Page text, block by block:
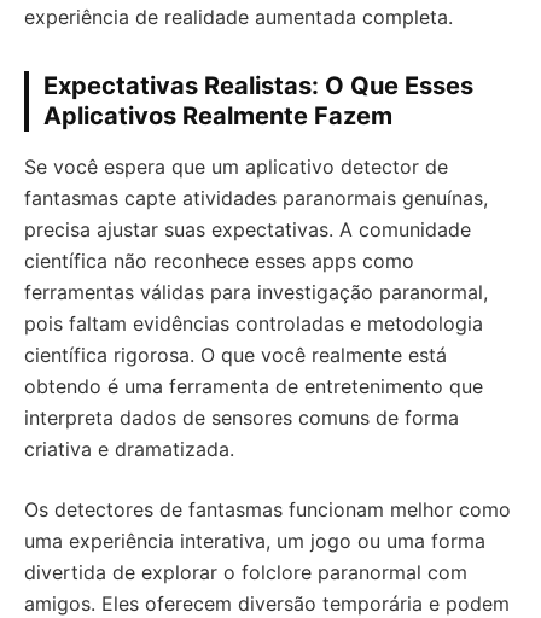
experiência de realidade aumentada completa.
Expectativas Realistas: O Que Esses
Aplicativos Realmente Fazem
Se você espera que um aplicativo detector de
fantasmas capte atividades paranormais genuínas,
precisa ajustar suas expectativas. A comunidade
científica não reconhece esses apps como
ferramentas válidas para investigação paranormal,
pois faltam evidências controladas e metodologia
científica rigorosa. O que você realmente está
obtendo é uma ferramenta de entretenimento que
interpreta dados de sensores comuns de forma
criativa e dramatizada.
Os detectores de fantasmas funcionam melhor como
uma experiência interativa, um jogo ou uma forma
divertida de explorar o folclore paranormal com
amigos. Eles oferecem diversão temporária e podem